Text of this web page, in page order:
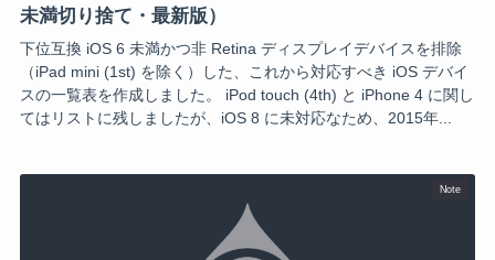
未満切り捨て・最新版）
下位互換 iOS 6 未満かつ非 Retina ディスプレイデバイスを排除
（iPad mini (1st) を除く）した、これから対応すべき iOS デバイ
スの一覧表を作成しました。 iPod touch (4th) と iPhone 4 に関し
てはリストに残しましたが、iOS 8 に未対応なため、2015年...
Note